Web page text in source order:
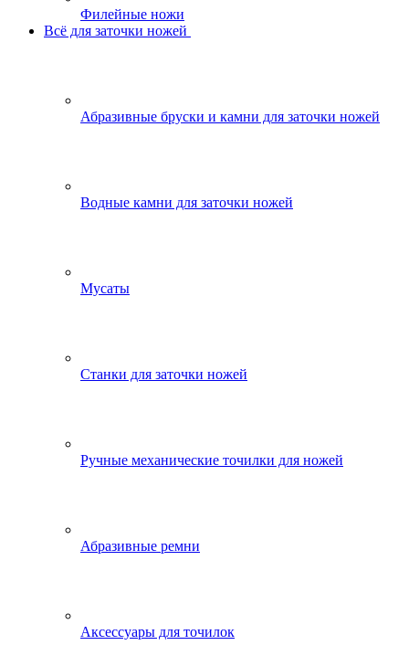
Филейные ножи
Всё для заточки ножей
Абразивные бруски и камни для заточки ножей
Водные камни для заточки ножей
Мусаты
Станки для заточки ножей
Ручные механические точилки для ножей
Абразивные ремни
Аксессуары для точилок